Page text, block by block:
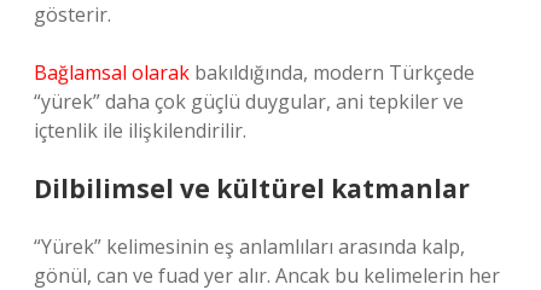
gösterir.
Bağlamsal olarak bakıldığında, modern Türkçede
“yürek” daha çok güçlü duygular, ani tepkiler ve
içtenlik ile ilişkilendirilir.
Dilbilimsel ve kültürel katmanlar
“Yürek” kelimesinin eş anlamlıları arasında kalp,
gönül, can ve fuad yer alır. Ancak bu kelimelerin her